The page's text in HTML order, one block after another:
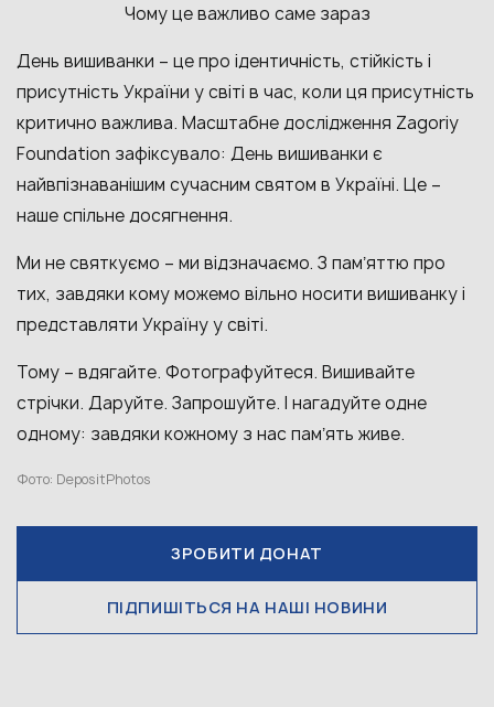
Чому це важливо саме зараз
День вишиванки – це про ідентичність, стійкість і
присутність України у світі в час, коли ця присутність
критично важлива. Масштабне дослідження Zagoriy
Foundation зафіксувало: День вишиванки є
найвпізнаванішим сучасним святом в Україні. Це –
наше спільне досягнення.
Ми не святкуємо – ми відзначаємо. З памʼяттю про
тих, завдяки кому можемо вільно носити вишиванку і
представляти Україну у світі.
Тому – вдягайте. Фотографуйтеся. Вишивайте
стрічки. Даруйте. Запрошуйте. І нагадуйте одне
одному: завдяки кожному з нас памʼять живе.
Фото: DepositPhotos
ЗРОБИТИ ДОНАТ
ПІДПИШІТЬСЯ НА НАШІ НОВИНИ